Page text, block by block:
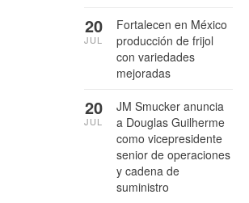
Fortalecen en México
producción de frijol
con variedades
mejoradas
20
JUL
JM Smucker anuncia
a Douglas Guilherme
como vicepresidente
senior de operaciones
y cadena de
suministro
20
JUL